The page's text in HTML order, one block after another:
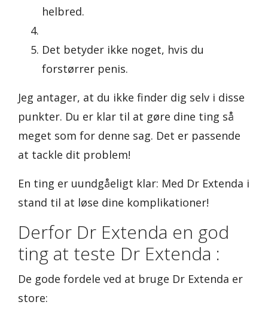
helbred.
Det betyder ikke noget, hvis du
forstørrer penis.
Jeg antager, at du ikke finder dig selv i disse
punkter. Du er klar til at gøre dine ting så
meget som for denne sag. Det er passende
at tackle dit problem!
En ting er uundgåeligt klar: Med Dr Extenda i
stand til at løse dine komplikationer!
Derfor Dr Extenda en god
ting at teste Dr Extenda :
De gode fordele ved at bruge Dr Extenda er
store: